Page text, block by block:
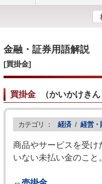
金融・証券用語解説
[買掛金]
買掛金（かいかけきん
カテゴリ ： 経済 / 経営・
商品やサービスを受け
いない未払い金のこと。